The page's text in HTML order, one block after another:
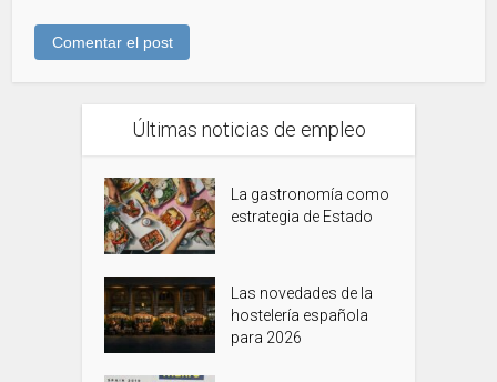
Últimas noticias de empleo
La gastronomía como
estrategia de Estado
Las novedades de la
hostelería española
para 2026